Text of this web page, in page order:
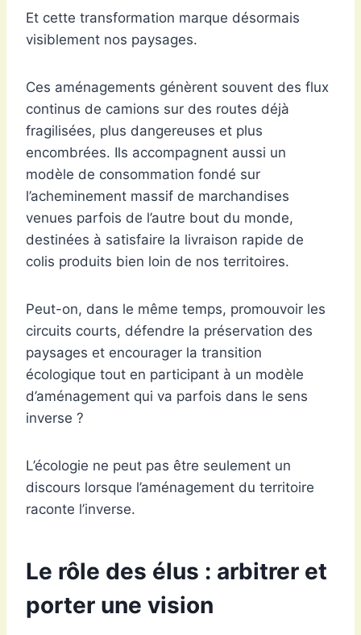
Et cette transformation marque désormais
visiblement nos paysages.
Ces aménagements génèrent souvent des flux
continus de camions sur des routes déjà
fragilisées, plus dangereuses et plus
encombrées. Ils accompagnent aussi un
modèle de consommation fondé sur
l’acheminement massif de marchandises
venues parfois de l’autre bout du monde,
destinées à satisfaire la livraison rapide de
colis produits bien loin de nos territoires.
Peut-on, dans le même temps, promouvoir les
circuits courts, défendre la préservation des
paysages et encourager la transition
écologique tout en participant à un modèle
d’aménagement qui va parfois dans le sens
inverse ?
L’écologie ne peut pas être seulement un
discours lorsque l’aménagement du territoire
raconte l’inverse.
Le rôle des élus : arbitrer et
porter une vision